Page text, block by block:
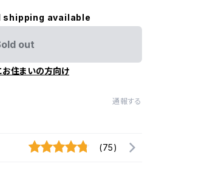
available
out
お住まいの方向け
通報する
(75)